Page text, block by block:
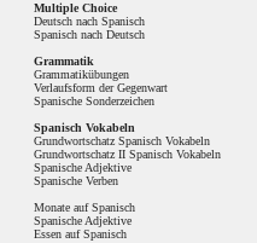
Multiple Choice
Deutsch nach Spanisch
Spanisch nach Deutsch
Grammatik
Grammatikübungen
Verlaufsform der Gegenwart
Spanische Sonderzeichen
Spanisch Vokabeln
Grundwortschatz Spanisch Vokabeln
Grundwortschatz II Spanisch Vokabeln
Spanische Adjektive
Spanische Verben
Monate auf Spanisch
Spanische Adjektive
Essen auf Spanisch